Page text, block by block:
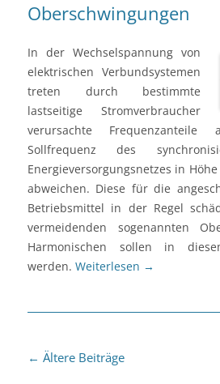
Oberschwingungen
In der Wechselspannung von
elektrischen Verbundsystemen
treten durch bestimmte
lastseitige Stromverbraucher
verursachte
Sollfrequenz des
Energieversorgungsnetzes in
abweichen. Diese für die
Betriebsmittel in der Regel
vermeidenden sogenannten
Harmonischen sollen in
werden. Weiterlesen →
Beitragsnavigation
← Ältere Beiträge